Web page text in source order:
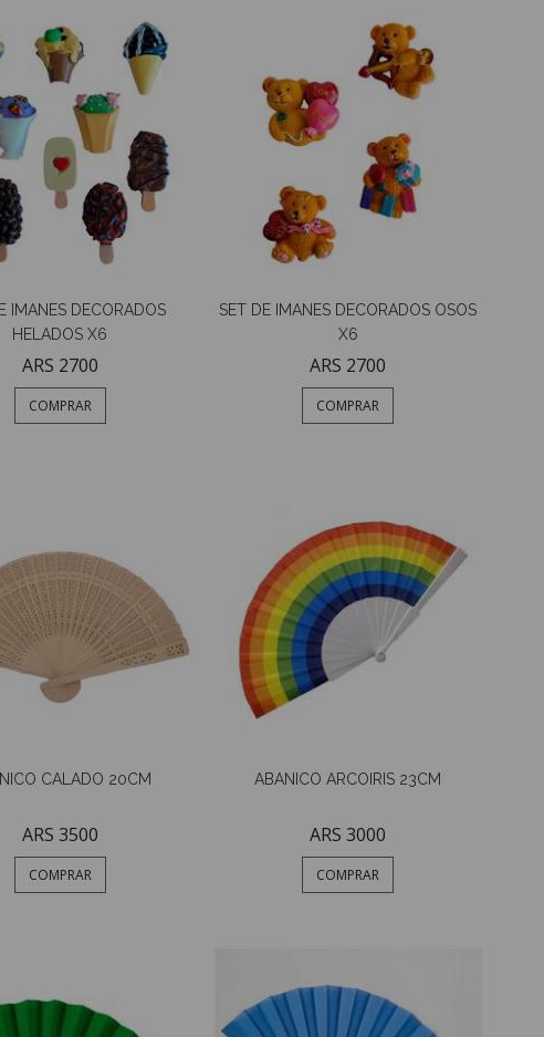
IMANES DECORADOS
HELADOS X6
ARS 2700
COMPRAR
SET DE IMANES DECORADOS OSOS
X6
ARS 2700
COMPRAR
CALADO 20CM
ARS 3500
COMPRAR
ABANICO ARCOIRIS 23CM
ARS 3000
COMPRAR